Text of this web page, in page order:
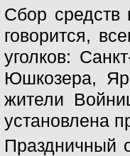
Сбор средств
говорится,
уголков:
Юшкозера,
жители
установлена
Праздничный